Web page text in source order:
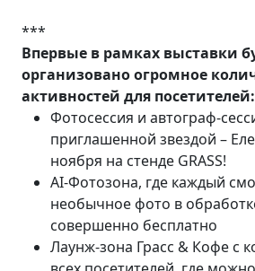
***
Впервые в рамках выставки
организовано огромное
активностей для посетителей:
Фотосессия и автограф-
приглашенной звездой –
ноября на стенде GRASS!
AI-Фотозона, где каждый
необычное фото в
совершенно бесплатно
Лаунж-зона Грасс & Кофе с